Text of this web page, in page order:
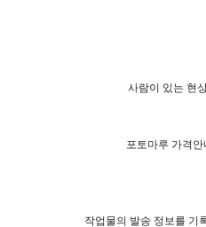
사람이 있는 현
포토마루 가격안
작업물의 발송 정보를 기